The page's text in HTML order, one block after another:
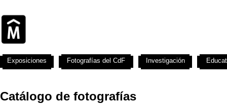
Catálogo de fotografías
Exposiciones Fotografías del CdF Investigación